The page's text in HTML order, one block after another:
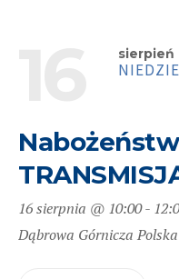
sierpień
16 sierpnia @ 10:00-
Dąbrowa Górnicza Polska